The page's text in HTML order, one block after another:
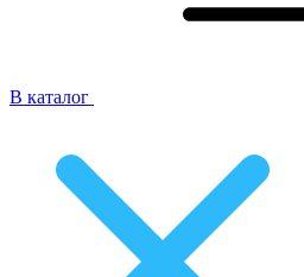
В каталог